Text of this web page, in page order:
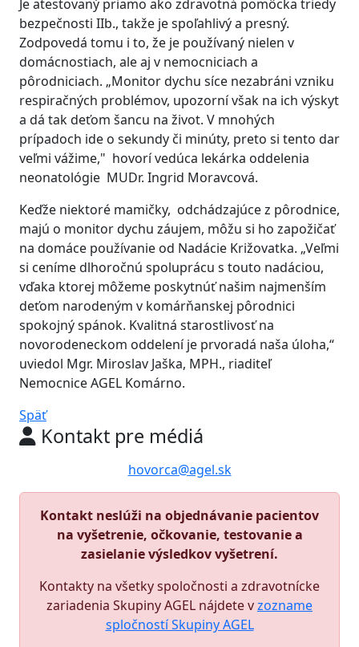
Je atestovaný priamo ako zdravotná pomôcka triedy
bezpečnosti IIb., takže je spoľahlivý a presný.
Zodpovedá tomu i to, že je používaný nielen v
domácnostiach, ale aj v nemocniciach a
pôrodniciach. „Monitor dychu síce nezabráni vzniku
respiračných problémov, upozorní však na ich výskyt
a dá tak deťom šancu na život. V mnohých
prípadoch ide o sekundy či minúty, preto si tento dar
veľmi vážime," hovorí vedúca lekárka oddelenia
neonatológie MUDr. Ingrid Moravcová.
Keďže niektoré mamičky, odchádzajúce z pôrodnice,
majú o monitor dychu záujem, môžu si ho zapožičať
na domáce používanie od Nadácie Križovatka. „Veľmi
si ceníme dlhoročnú spoluprácu s touto nadáciou,
vďaka ktorej môžeme poskytnúť našim najmenším
deťom narodeným v komárňanskej pôrodnici
spokojný spánok. Kvalitná starostlivosť na
novorodeneckom oddelení je prvoradá naša úloha,“
uviedol Mgr. Miroslav Jaška, MPH., riaditeľ
Nemocnice AGEL Komárno.
Späť
Kontakt pre médiá
hovorca@agel.sk
Kontakt neslúži na objednávanie pacientov
na vyšetrenie, očkovanie, testovanie a
zasielanie výsledkov vyšetrení.
Kontakty na všetky spoločnosti a zdravotnícke
zariadenia Skupiny AGEL nájdete vzozname
spločností Skupiny AGEL